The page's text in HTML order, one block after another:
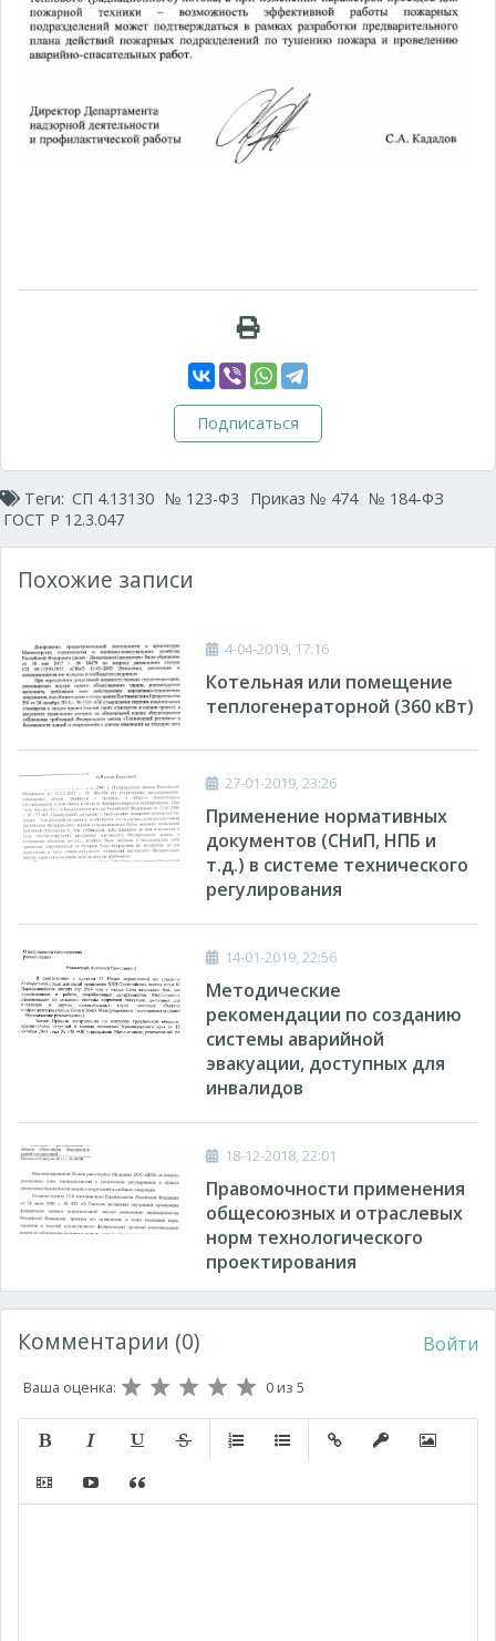
Подписаться
Теги: СП 4.13130 № 123-Ф3 Приказ № 474 № 184-ФЗ
ГОСТ Р 12.3.047
Похожие записи
4-04-2019, 17:16
Котельная или помещение
теплогенераторной (360 кВт)
27-01-2019, 23:26
Применение нормативных
документов (СНиП, НПБ и
т.д.) в системе технического
регулирования
14-01-2019, 22:56
Методические
рекомендации по созданию
системы аварийной
эвакуации, доступных для
инвалидов
18-12-2018, 22:01
Правомочности применения
общесоюзных и отраслевых
норм технологического
проектирования
Комментарии (0) Войти
Ваша оценка: 0из 5
Вставить видео
Вставка контента с других сервисов (Youtube,
Вставка цитаты